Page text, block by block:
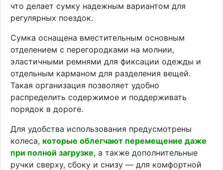
что делает сумку надежным вариантом для
регулярных поездок.
Сумка оснащена вместительным основным
отделением с перегородками на молнии,
эластичными ремнями для фиксации одежды и
отдельным карманом для разделения вещей.
Такая организация позволяет удобно
распределить содержимое и поддерживать
порядок в дороге.
Для удобства использования предусмотрены
колеса, которые облегчают перемещение даже
при полной загрузке, а также дополнительные
ручки сверху, сбоку и снизу — для комфортной